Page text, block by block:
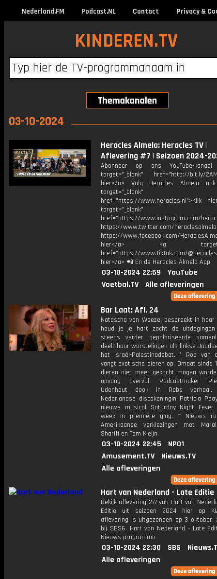
Nederland.FM Podcast.NL Contact Privacy &
KINDEREN.TV
03-10-2024
Heracles Almelo: Heracles TV |
Aflevering #7 | Seizoen 2024-
Abonneer op ons YouTube-
target="_blank" href="http://bit.ly/
hier</a> Volg Heracles Almelo
target="_blank"
href="https://www.heracles.nl">Klik
target="_blank"
href="https://www.instagram.com/
https://www.twitter.com/heraclesalmelo
https://www.facebook.com/
hier</a> <a
href="https://www.TikTok.com/
hier</a> 📲 En de Heracles Almelo App
03-10-2024 22:59
YouTube
Voetbal.TV
Alle afleveringen
Bar Laat: Afl. 24
Natascha van Weezel bespreekt in haar
houd je je hart zacht de
steeds verder gepolariseerde
deelt haar worstelingen als linkse
het Israël-Palestinadebat. * Rob van
vangt exotische dieren op. Omdat sinds
dieren niet meer gekocht mogen
opvang overvol. Podcastmaker
Udenhout dook in Robs
Nederlandse discokoningin Patricia
nieuwe musical Saturday Night
week in première ging. * Nieuws
Amerikaanse verkiezingen met
Sharifi en Tom Kleijn.
03-10-2024 22:45
NPO1
Amusement.TV
Nieuws.TV
Alle afleveringen
Hart van Nederland - Late Editie
Bekijk aflevering 277 van Hart van
Editie uit seizoen 2024 hier op
aflevering is uitgezonden op 3 oktober,
bij SBS6. Hart van Nederland - Late
Nieuws programma
03-10-2024 22:30 SBS
Alle afleveringen